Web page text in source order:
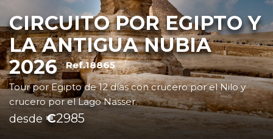
CIRCUITO POR EGIPTO Y
LA ANTIGUA NUBIA
2026 Ref.18865
Tour por Egipto de 12 días con crucero por el Nilo y
crucero por el Lago Nasser.
desde€2985